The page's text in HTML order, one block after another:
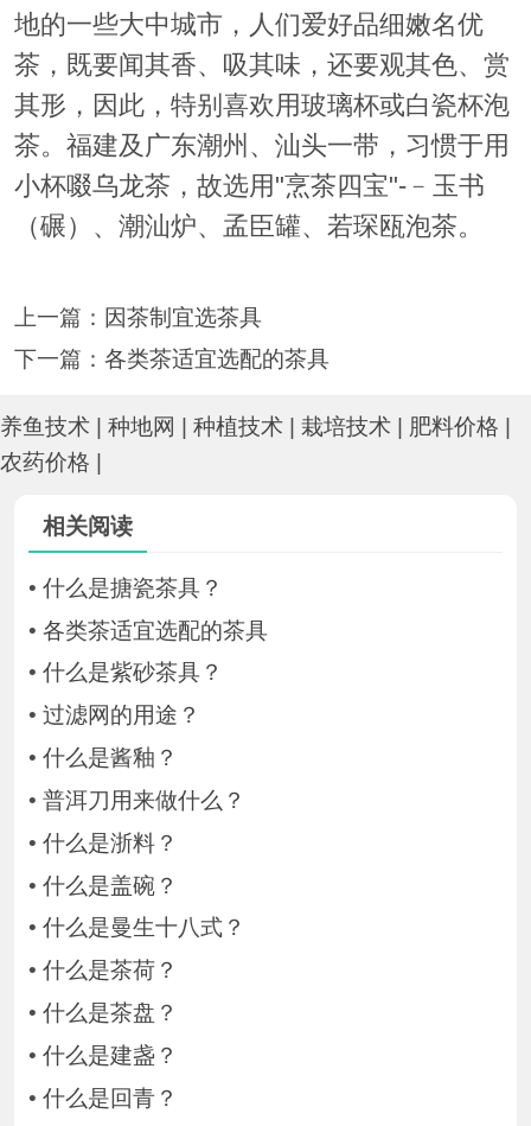
地的一些大中城市，人们爱好品细嫩名优
茶，既要闻其香、吸其味，还要观其色、赏
其形，因此，特别喜欢用玻璃杯或白瓷杯泡
茶。福建及广东潮州、汕头一带，习惯于用
小杯啜乌龙茶，故选用"烹茶四宝"-﹣玉书
（碾）、潮汕炉、孟臣罐、若琛瓯泡茶。
上一篇： 因茶制宜选茶具
下一篇： 各类茶适宜选配的茶具
养鱼技术 种地网 种植技术 栽培技术 肥料价格
农药价格
相关阅读
• 什么是搪瓷茶具？
• 各类茶适宜选配的茶具
• 什么是紫砂茶具？
• 过滤网的用途？
• 什么是酱釉？
• 普洱刀用来做什么？
• 什么是浙料？
• 什么是盖碗？
• 什么是曼生十八式？
• 什么是茶荷？
• 什么是茶盘？
• 什么是建盏？
• 什么是回青？